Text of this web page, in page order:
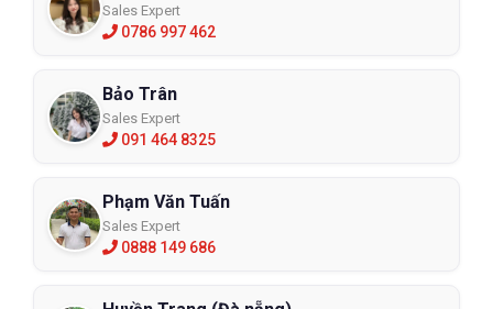
Sales Expert
0786 997 462
Bảo Trân
Sales Expert
091 464 8325
Phạm Văn Tuấn
Sales Expert
0888 149 686